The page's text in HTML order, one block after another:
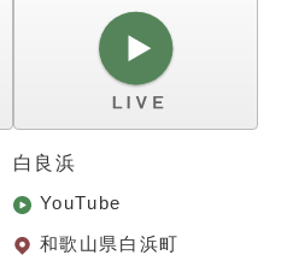
白良浜
YouTube
和歌山県白浜町